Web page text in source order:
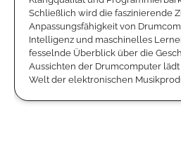
Schließlich wird die faszinierende
Anpassungsfähigkeit von
Intelligenz und maschinelles
fesselnde Überblick über die
Aussichten der Drumcomputer
Welt der elektronischen